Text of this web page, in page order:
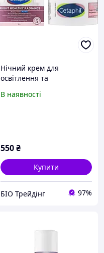
Нічний крем для
освітлення та
Cetaphil Bright Healthy
В наявності
550₴
Купити
БІО Трейдінг 97%